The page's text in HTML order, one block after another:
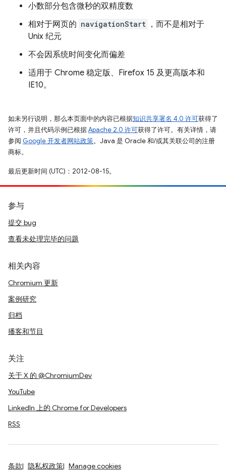
小数部分包含微秒的双精度数
相对于网页的 navigationStart ，而不是相对于
Unix 纪元
不会因系统时间变化而偏差
适用于 Chrome 稳定版、Firefox 15 及更高版本和
IE10。
如未另行说明，那么本页面中的内容已根据知识共享署名 4.0 许可获得了
许可，并且代码示例已根据Apache 2.0 许可获得了许可。有关详情，请
参阅 Google 开发者网站政策。Java 是 Oracle 和/或其关联公司的注册
商标。
最后更新时间 (UTC)：2012-08-15。
参与
提交 bug
查看未处理完毕的问题
相关内容
Chromium 更新
案例研究
归档
播客和节目
关注
关于 X 的 @ChromiumDev
YouTube
LinkedIn 上的 Chrome for Developers
RSS
条款 隐私权政策 Manage cookies